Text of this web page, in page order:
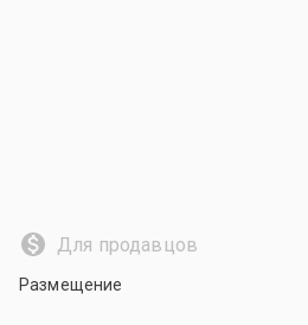
Для продавцов
Размещение